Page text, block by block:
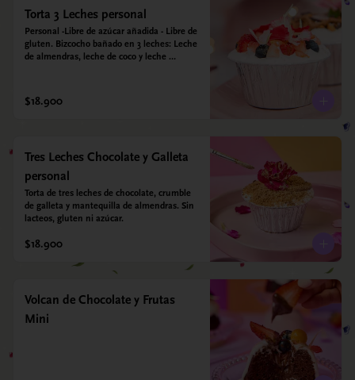
Torta 3 Leches personal
Personal -Libre de azúcar añadida - Libre de
gluten. Bizcocho bañado en 3 leches: Leche
de almendras, leche de coco y leche
almendras, aceite girasol, leche de coco,
estevia 95%, miel de agave 5% esencia de
Arándanos.
$18.900
Tres Leches Chocolate y Galleta
personal
Torta de tres leches de chocolate, crumble
de galleta y mantequilla de almendras. Sin
lacteos, gluten ni azúcar.
$18.900
Volcan de Chocolate y Frutas
Mini